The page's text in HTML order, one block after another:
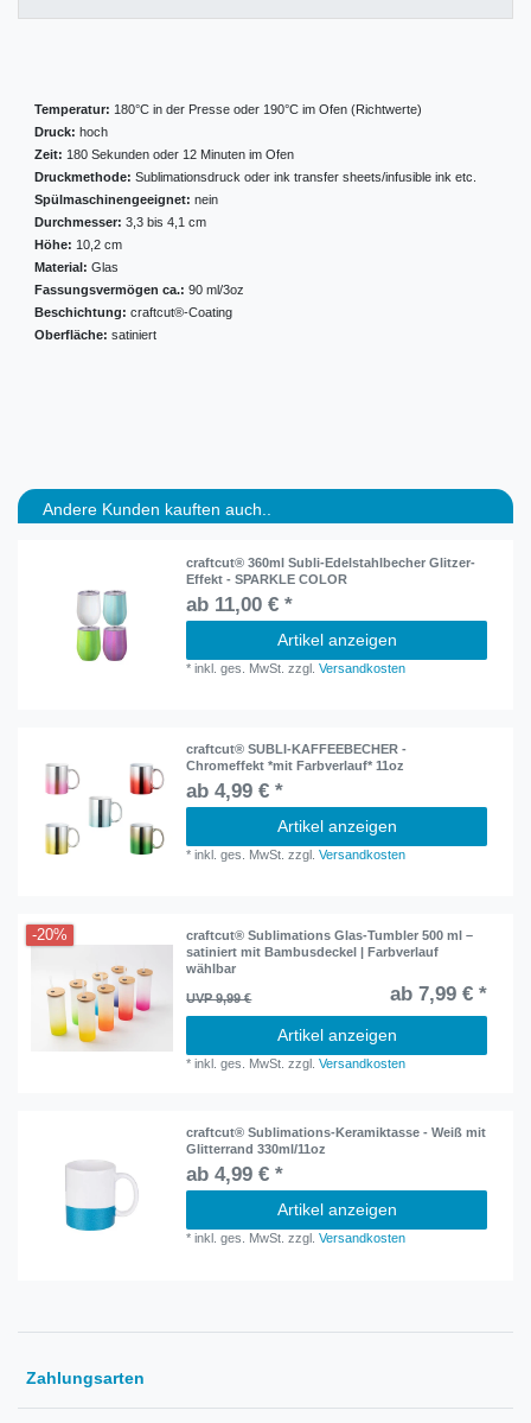
Temperatur: 180°C in der Presse oder 190°C im Ofen (Richtwerte)
Druck: hoch
Zeit: 180 Sekunden oder 12 Minuten im Ofen
Druckmethode: Sublimationsdruck oder ink transfer sheets/infusible ink etc.
Spülmaschinengeeignet: nein
Durchmesser: 3,3 bis 4,1 cm
Höhe: 10,2 cm
Material: Glas
Fassungsvermögen ca.: 90 ml/3oz
Beschichtung: craftcut®-Coating
Oberfläche: satiniert
Andere Kunden kauften auch..
craftcut® 360ml Subli-Edelstahlbecher Glitzer-
Effekt - SPARKLE COLOR
ab 11,00 € *
Artikel anzeigen
*inkl. ges. MwSt. zzgl.Versandkosten
craftcut® SUBLI-KAFFEEBECHER -
Chromeffekt *mit Farbverlauf* 11oz
ab 4,99 € *
Artikel anzeigen
*inkl. ges. MwSt. zzgl.Versandkosten
-20%
craftcut® Sublimations Glas-Tumbler 500 ml –
satiniert mit Bambusdeckel | Farbverlauf
wählbar
UVP 9,99 € ab 7,99 € *
Artikel anzeigen
*inkl. ges. MwSt. zzgl.Versandkosten
craftcut® Sublimations-Keramiktasse - Weiß mit
Glitterrand 330ml/11oz
ab 4,99 € *
Artikel anzeigen
*inkl. ges. MwSt. zzgl.Versandkosten
Zahlungsarten